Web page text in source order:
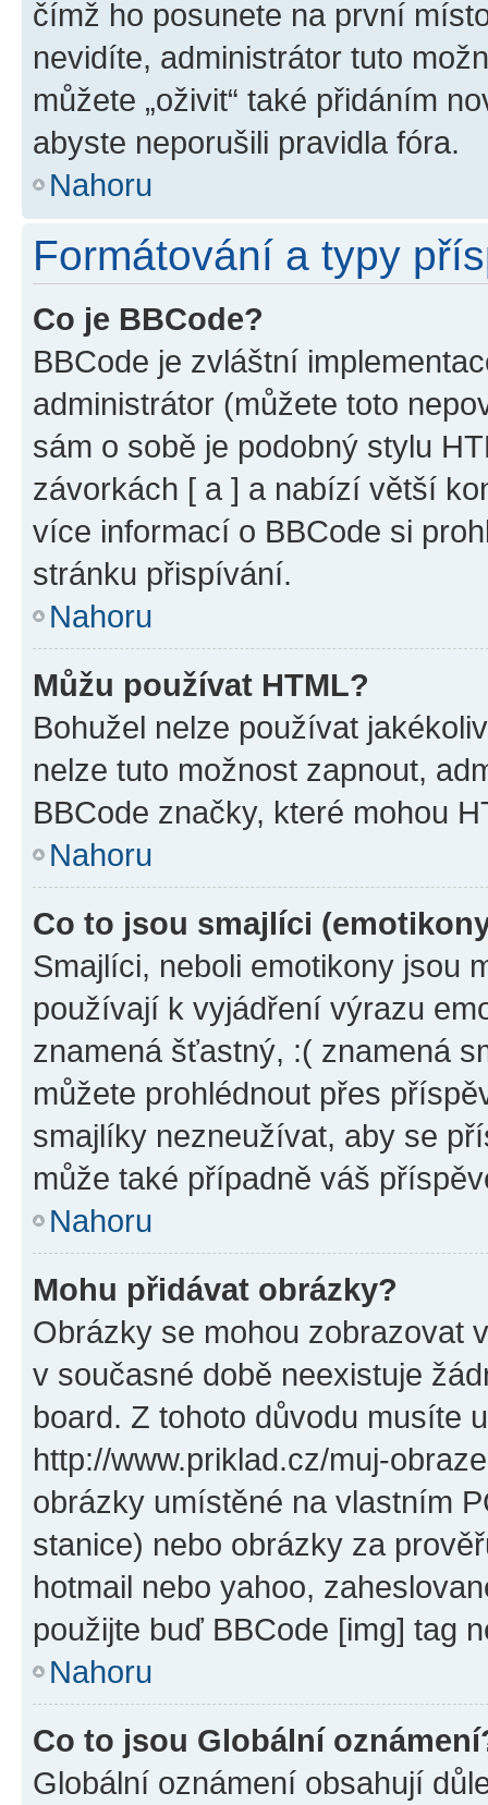
čímž ho posunete na první
nevidíte, administrátor tuto
můžete „oživit“ také přidáním
abyste neporušili pravidla fóra.
Nahoru
Formátování a typy
Co je BBCode?
BBCode je zvláštní
administrátor (můžete toto
sám o sobě je podobný stylu
závorkách [ a ] a nabízí větší
více informací o BBCode si
stránku přispívání.
Nahoru
Můžu používat HTML?
Bohužel nelze používat
nelze tuto možnost zapnout,
BBCode značky, které mohou
Nahoru
Co to jsou smajlíci
Smajlíci, neboli emotikony jsou
používají k vyjádření výrazu
znamená šťastný, :( znamená
můžete prohlédnout přes
smajlíky nezneužívat, aby se
může také případně váš
Nahoru
Mohu přidávat obrázky?
Obrázky se mohou zobrazovat
v současné době neexistuje
board. Z tohoto důvodu musíte
http://www.priklad.cz/muj-
obrázky umístěné na vlastním
stanice) nebo obrázky za
hotmail nebo yahoo,
použijte buď BBCode [img] tag
Nahoru
Co to jsou Globální
Globální oznámení obsahují